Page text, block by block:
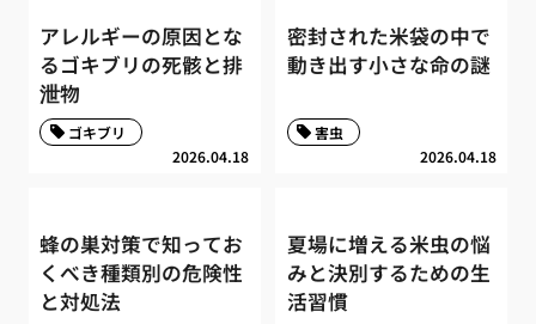
アレルギーの原因とな
るゴキブリの死骸と排
泄物
2026.04.18
ゴキブリ
密封された米袋の中で
動き出す小さな命の謎
2026.04.18
害虫
蜂の巣対策で知ってお
くべき種類別の危険性
と対処法
夏場に増える米虫の悩
みと決別するための生
活習慣